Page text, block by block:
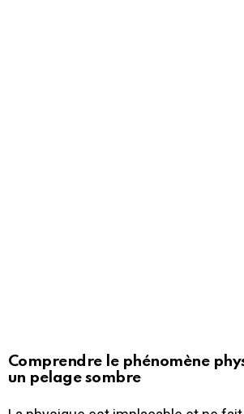
Comprendre le phénomène
un pelage sombre